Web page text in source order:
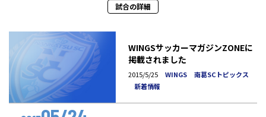
試合の詳細
WINGSサッカーマガジンZONEに
掲載されました
2015/5/25 WINGS
南葛SCトピックス
新着情報